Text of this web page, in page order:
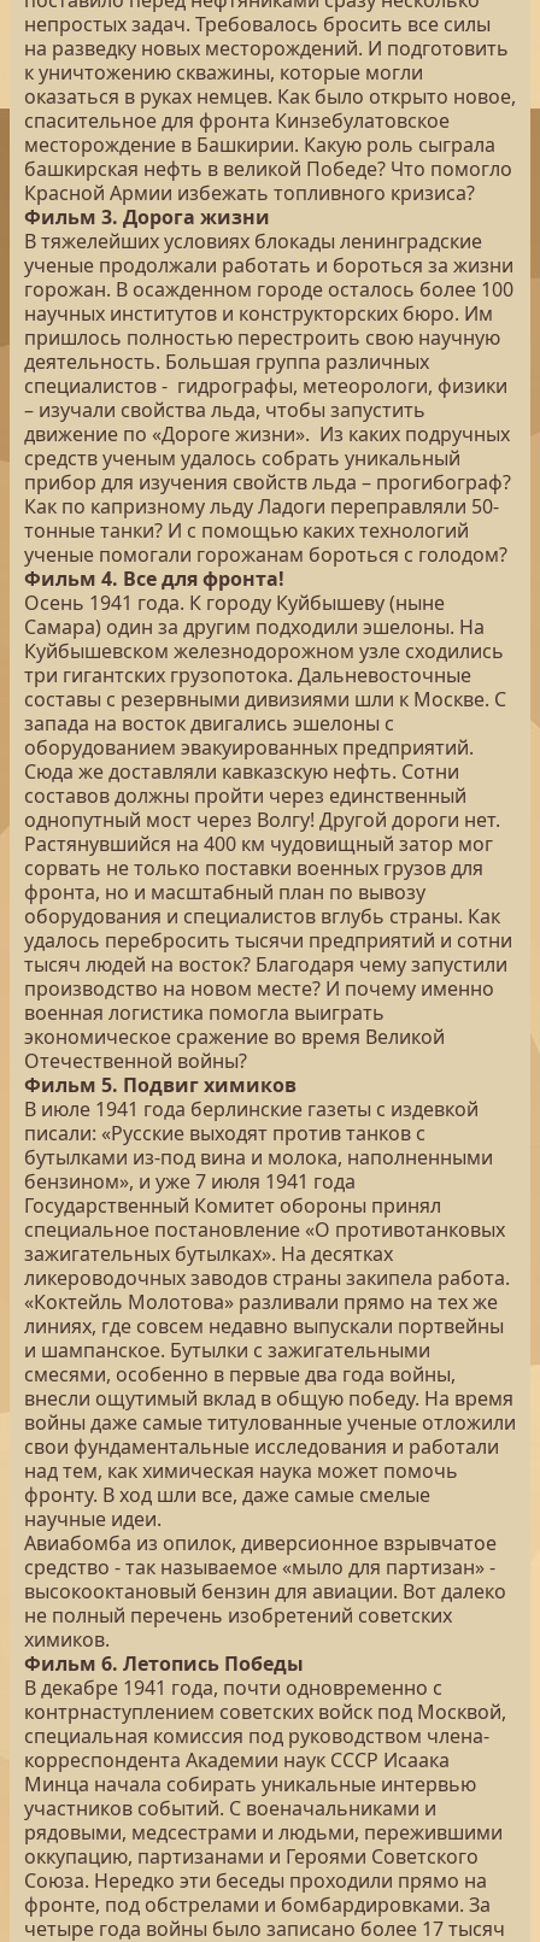
непростых задач. Требовалось бросить все силы
на разведку новых месторождений. И подготовить
к уничтожению скважины, которые могли
оказаться в руках немцев. Как было открыто новое,
спасительное для фронта Кинзебулатовское
месторождение в Башкирии. Какую роль сыграла
башкирская нефть в великой Победе? Что помогло
Красной Армии избежать топливного кризиса?
Фильм 3. Дорога жизни
В тяжелейших условиях блокады ленинградские
ученые продолжали работать и бороться за жизни
горожан. В осажденном городе осталось более 100
научных институтов и конструкторских бюро. Им
пришлось полностью перестроить свою научную
деятельность. Большая группа различных
специалистов - гидрографы, метеорологи, физики
– изучали свойства льда, чтобы запустить
движение по «Дороге жизни». Из каких подручных
средств ученым удалось собрать уникальный
прибор для изучения свойств льда – прогибограф?
Как по капризному льду Ладоги переправляли 50-
тонные танки? И с помощью каких технологий
ученые помогали горожанам бороться с голодом?
Фильм 4. Все для фронта!
Осень 1941 года. К городу Куйбышеву (ныне
Самара) один за другим подходили эшелоны. На
Куйбышевском железнодорожном узле сходились
три гигантских грузопотока. Дальневосточные
составы с резервными дивизиями шли к Москве. С
запада на восток двигались эшелоны с
оборудованием эвакуированных предприятий.
Сюда же доставляли кавказскую нефть. Сотни
составов должны пройти через единственный
однопутный мост через Волгу! Другой дороги нет.
Растянувшийся на 400 км чудовищный затор мог
сорвать не только поставки военных грузов для
фронта, но и масштабный план по вывозу
оборудования и специалистов вглубь страны. Как
удалось перебросить тысячи предприятий и сотни
тысяч людей на восток? Благодаря чему запустили
производство на новом месте? И почему именно
военная логистика помогла выиграть
экономическое сражение во время Великой
Отечественной войны?
Фильм 5. Подвиг химиков
В июле 1941 года берлинские газеты с издевкой
писали: «Русские выходят против танков с
бутылками из-под вина и молока, наполненными
бензином», и уже 7 июля 1941 года
Государственный Комитет обороны принял
специальное постановление «О противотанковых
зажигательных бутылках». На десятках
ликероводочных заводов страны закипела работа.
«Коктейль Молотова» разливали прямо на тех же
линиях, где совсем недавно выпускали портвейны
и шампанское. Бутылки с зажигательными
смесями, особенно в первые два года войны,
внесли ощутимый вклад в общую победу. На время
войны даже самые титулованные ученые отложили
свои фундаментальные исследования и работали
над тем, как химическая наука может помочь
фронту. В ход шли все, даже самые смелые
научные идеи.
Авиабомба из опилок, диверсионное взрывчатое
средство - так называемое «мыло для партизан» -
высокооктановый бензин для авиации. Вот далеко
не полный перечень изобретений советских
химиков.
Фильм 6. Летопись Победы
В декабре 1941 года, почти одновременно с
контрнаступлением советских войск под Москвой,
специальная комиссия под руководством члена-
корреспондента Академии наук СССР Исаака
Минца начала собирать уникальные интервью
участников событий. С военачальниками и
рядовыми, медсестрами и людьми, пережившими
оккупацию, партизанами и Героями Советского
Союза. Нередко эти беседы проходили прямо на
фронте, под обстрелами и бомбардировками. За
четыре года войны было записано более 17 тысяч